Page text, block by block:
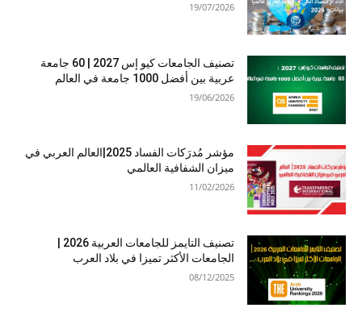
19/07/2026
تصنيف الجامعات كيو إس 2027 | 60 جامعة
عربية بين أفضل 1000 جامعة في العالم
19/06/2026
مؤشر مُدرَكات الفساد 2025|العالم العربي في
ميزان الشفافية العالمي
11/02/2026
الجامعات الأكثر تميزا في بلاد العرب
08/12/2025